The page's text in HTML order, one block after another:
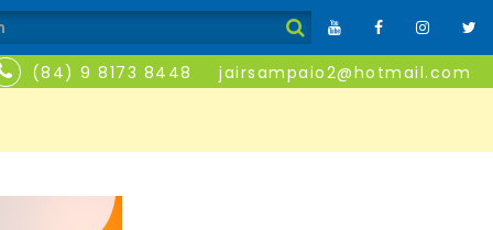
(84) 9 8173 8448 jairsampaio2@hotmail.com